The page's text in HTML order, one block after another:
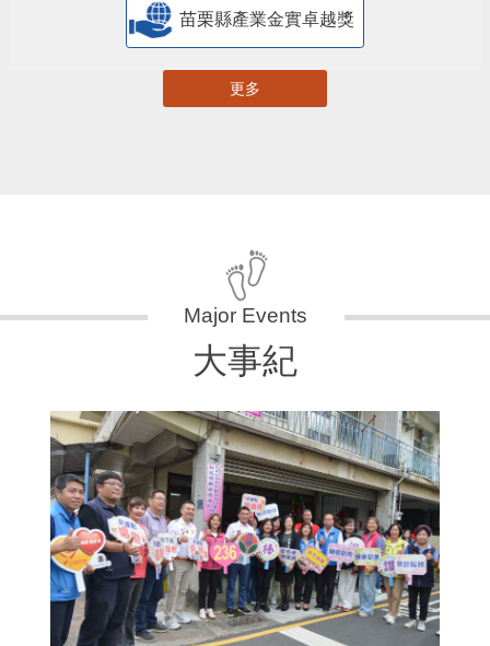
苗栗縣產業金實卓越獎
更多
大事紀